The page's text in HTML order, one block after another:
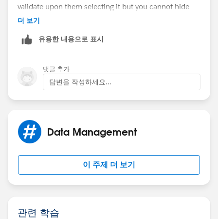
validate upon them selecting it but you cannot hide
value from certain users unless they're running
더 보기
유용한 내용으로 표시
댓글 추가
답변을 작성하세요...
Data Management
이 주제 더 보기
관련 학습